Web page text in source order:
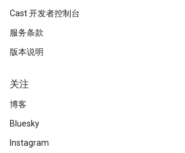
Cast 开发者控制台
服务条款
版本说明
关注
博客
Bluesky
Instagram